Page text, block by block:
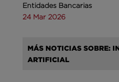
Entidades Bancarias
24 Mar 2026
MÁS NOTICIAS SOBRE:
ARTIFICIAL